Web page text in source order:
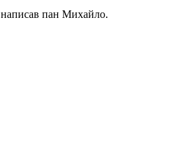
пан Михайло.